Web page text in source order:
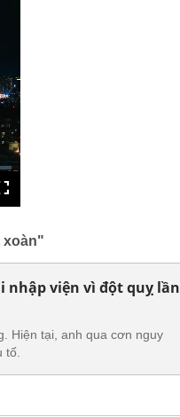
xoàn"
nhập viện vì đột quỵ lần
Hiện tại, anh qua cơn nguy
tố.